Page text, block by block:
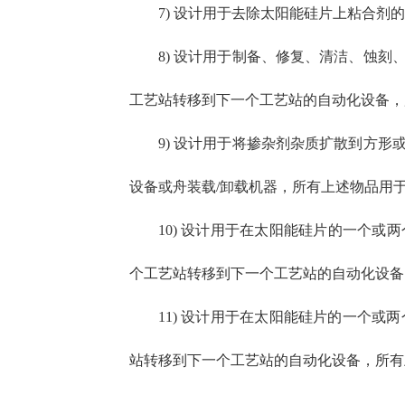
7) 设计用于去除太阳能硅片上粘合剂
8) 设计用于制备、修复、清洁、蚀刻
工艺站转移到下一个工艺站的自动化设备
9) 设计用于将掺杂剂杂质扩散到方形
设备或舟装载/卸载机器，所有上述物品用
10) 设计用于在太阳能硅片的一个或
个工艺站转移到下一个工艺站的自动化设
11) 设计用于在太阳能硅片的一个或
站转移到下一个工艺站的自动化设备，所